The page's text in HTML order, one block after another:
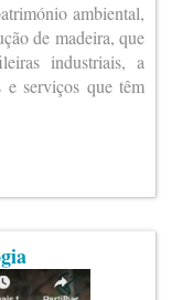
ambiental,
de madeira, que
industriais, a
e serviços que têm